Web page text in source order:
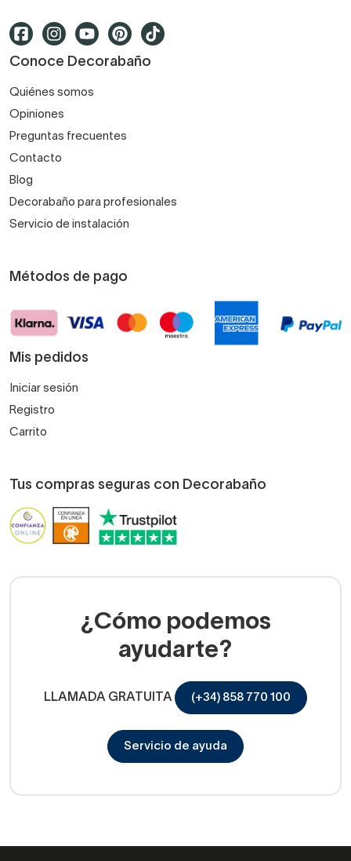
Conoce Decorabaño
Quiénes somos
Opiniones
Preguntas frecuentes
Contacto
Blog
Decorabaño para profesionales
Servicio de instalación
Métodos de pago
Mis pedidos
Iniciar sesión
Registro
Carrito
Tus compras seguras con Decorabaño
¿Cómo podemos
ayudarte?
LLAMADA GRATUITA (+34) 858 770 100
Servicio de ayuda